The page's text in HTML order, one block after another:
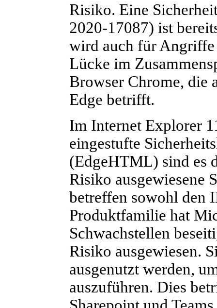
Risiko. Eine
2020-17087) ist
wird auch für Angriffe
Lücke im
Browser Chrome, die
Edge betrifft.
Im Internet Explorer
eingestufte
(EdgeHTML) sind es
Risiko ausgewiesene
betreffen sowohl den
Produktfamilie hat
Schwachstellen
Risiko ausgewiesen.
ausgenutzt werden,
auszuführen. Dies